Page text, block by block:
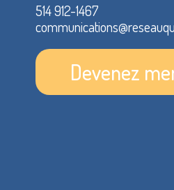
514 912-1467
Devenez